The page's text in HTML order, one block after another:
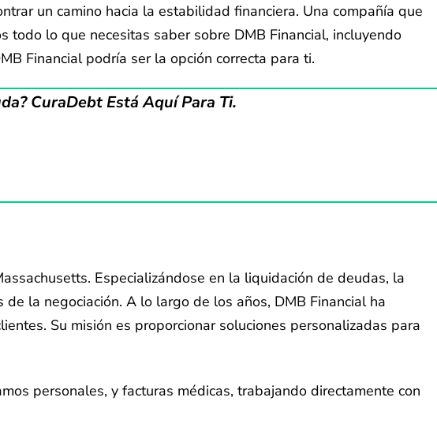
un camino hacia la estabilidad financiera. Una compañía que
todo lo que necesitas saber sobre DMB Financial, incluyendo
Financial podría ser la opción correcta para ti.
CuraDebt Está Aquí Para Ti.
Especializándose en la liquidación de deudas, la
la negociación. A lo largo de los años, DMB Financial ha
Su misión es proporcionar soluciones personalizadas para
personales, y facturas médicas, trabajando directamente con